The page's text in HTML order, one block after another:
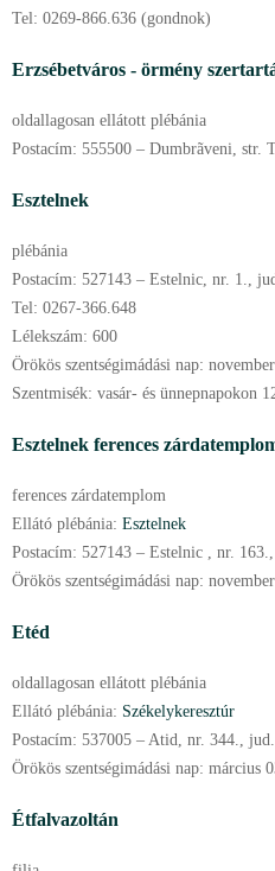
Tel: 0269-866.636 (gondnok)
Erzsébetváros - örmény
oldallagosan ellátott plébánia
Postacím: 555500 – Dumbrãveni, str.
Esztelnek
plébánia
Postacím: 527143 – Estelnic, nr. 1.,
Tel: 0267-366.648
Lélekszám: 600
Örökös szentségimádási nap: november
Szentmisék: vasár- és ünnepnapokon
Esztelnek ferences
ferences zárdatemplom
Ellátó plébánia: Esztelnek
Postacím: 527143 – Estelnic , nr.
Örökös szentségimádási nap: november
Etéd
oldallagosan ellátott plébánia
Ellátó plébánia: Székelykeresztúr
Postacím: 537005 – Atid, nr. 344.,
Örökös szentségimádási nap: március
Étfalvazoltán